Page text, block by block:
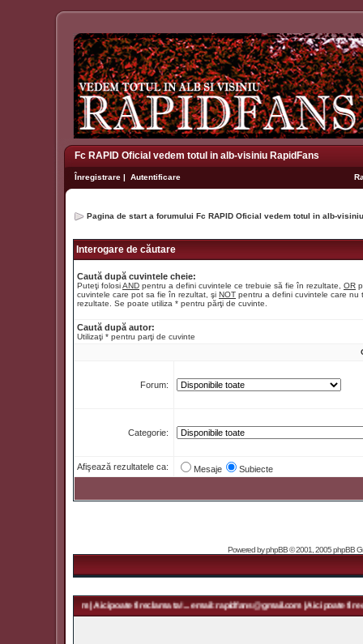
Fc RAPID Oficial vedem totul in alb-visiniu RapidFans
Înregistrare | Autentificare
Pagina de start a forumului Fc RAPID Oficial vedem totul in alb-
Interogare de căutare
Caută după cuvintele cheie:
Puteţi folosiAND pentru a defini cuvintele ce trebuie să fie în rezultate, OR
cuvintele care pot sa fie în rezultat, şi NOT pentru a defini cuvintele care nu
rezultate. Se poate utiliza * pentru părţi de cuvinte.
Caută după autor:
Utilizaţi * pentru parţi de cuvinte
Forum:
Categorie:
Afişează rezultatele ca: Mesaje Subiecte
Powered byphpBB© 2001, 2005 phpBB
| Aici poate fi reclama ta! ... email: rapidfans@gmail.com | Aici poate fi